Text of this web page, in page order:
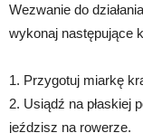
Wezwanie do
wykonaj następujące
1. Przygotuj miarkę
2. Usiądź na płaskiej
jeździsz na rowerze.